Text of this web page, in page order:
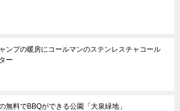
ンプの暖房にコールマンのステンレスチャコール
ー
無料でBBQができる公園「大泉緑地」